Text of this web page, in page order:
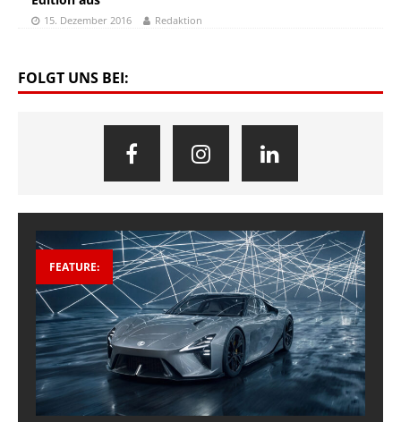
15. Dezember 2016 Redaktion
FOLGT UNS BEI:
FEATURE: